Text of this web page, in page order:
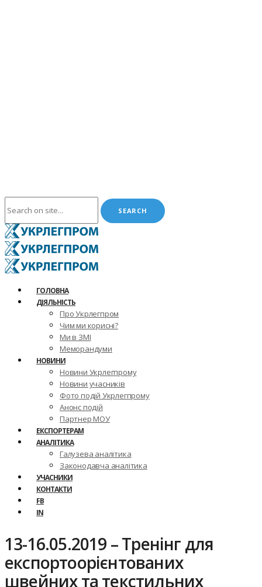
ГОЛОВНА
ДІЯЛЬНІСТЬ
Про Укрлегпром
Чим ми корисні?
Ми в ЗМІ
Меморандуми
НОВИНИ
Новини Укрлегпрому
Новини учасників
Фото подій Укрлегпрому
Анонс подій
Партнер МОУ
ЕКСПОРТЕРАМ
АНАЛІТИКА
Галузева аналітика
Законодавча аналітика
УЧАСНИКИ
КОНТАКТИ
FB
IN
13-16.05.2019 – Тренінг для
експортоорієнтованих
швейних та текстильних